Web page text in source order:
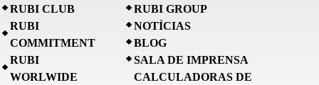
RUBI CLUB
RUBI
COMMITMENT
RUBI
WORLWIDE
RUBI GROUP
NOTÍCIAS
BLOG
SALA DE IMPRENSA
CALCULADORAS DE